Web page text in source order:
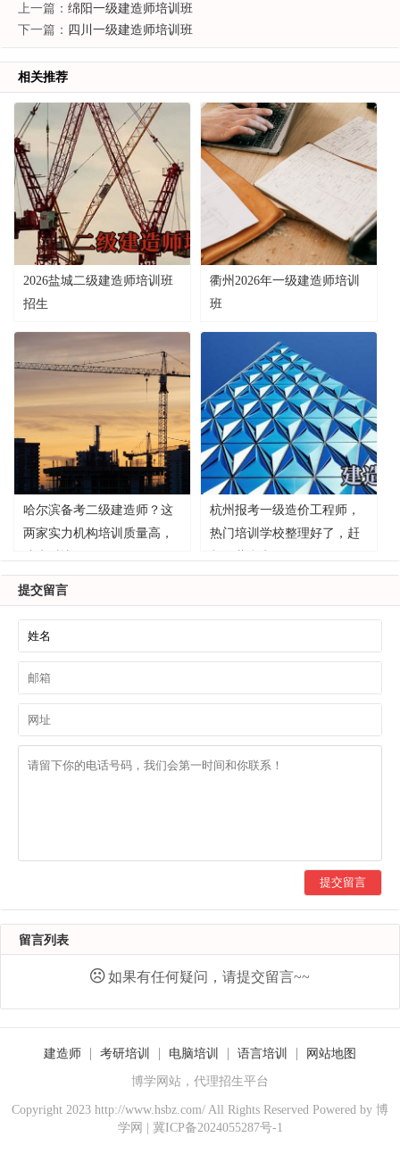
上一篇： 绵阳一级建造师培训班
下一篇： 四川一级建造师培训班
相关推荐
2026盐城二级建造师培训班
招生
衢州2026年一级建造师培训
班
哈尔滨备考二级建造师？这
两家实力机构培训质量高，
杭州报考一级造价工程师，
热门培训学校整理好了，赶
提交留言
提交留言
留言列表
如果有任何疑问，请提交留言~~
建造师 考研培训 电脑培训 语言培训 网站地图
博学网站，代理招生平台
Copyright 2023 http://www.hsbz.com/ All Rights Reserved Powered by 博
学网 | 冀ICP备2024055287号-1